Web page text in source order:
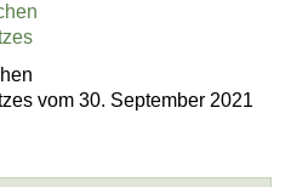
vom 30. September 2021